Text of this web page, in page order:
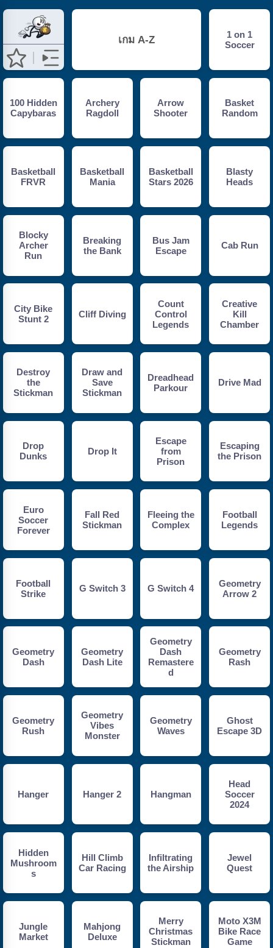
เกม A-Z
1 on 1
Soccer
100 Hidden
Capybaras
Archery
Ragdoll
Arrow
Shooter
Basket
Random
Basketball
FRVR
Basketball
Mania
Basketball
Stars 2026
Blasty
Heads
Blocky
Archer
Run
Breaking
the Bank
Bus Jam
Escape
Cab Run
City Bike
Stunt 2
Cliff Diving
Count
Control
Legends
Creative
Kill
Chamber
Destroy
the
Stickman
Draw and
Save
Stickman
Dreadhead
Parkour
Drive Mad
Drop
Dunks
Drop It
Escape
from
Prison
Escaping
the Prison
Euro
Soccer
Forever
Fall Red
Stickman
Fleeing the
Complex
Football
Legends
Football
Strike
G Switch 3 G Switch 4
Geometry
Arrow 2
Geometry
Dash
Geometry
Dash Lite
Geometry
Dash
Remastere
d
Geometry
Rash
Geometry
Rush
Geometry
Vibes
Monster
Geometry
Waves
Ghost
Escape 3D
Hanger Hanger 2 Hangman
Head
Soccer
2024
Hidden
Mushroom
s
Hill Climb
Car Racing
Infiltrating
the Airship
Jewel
Quest
Jungle
Market
Mahjong
Deluxe
Merry
Christmas
Stickman
Moto X3M
Bike Race
Game